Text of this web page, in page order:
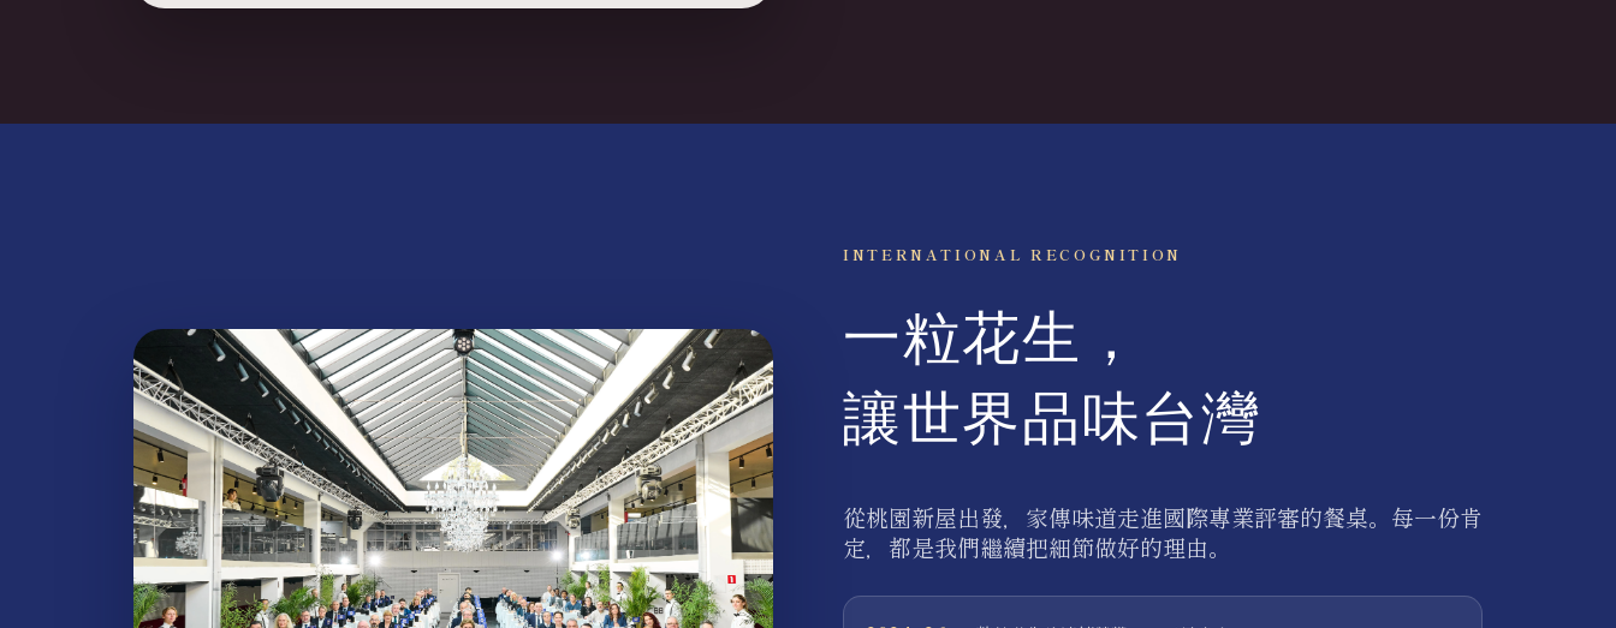
INTERNATIONAL RECOGNITION
一粒花生，
讓世界品味台灣
從桃園新屋出發，家傳味道走進國際專業評審的餐桌。每一份肯
定，都是我們繼續把細節做好的理由。